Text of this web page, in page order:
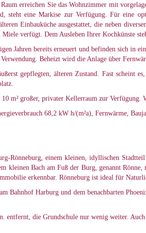
erreichen Sie das Wohnzimmer mit
steht eine Markise zur Verfügung. Für eine
Einbauküche ausgestattet, die neben
verfügt. Dem Ausleben Ihrer Kochkünste
Jahren bereits erneuert und befinden sich in
Beheizt wird die Anlage über
gepflegten, älteren Zustand. Fast scheint
10 m² großer, privater Kellerraum zur
68,2 kW h/(m²a), Fernwärme,
Rönneburg, einem kleinen, idyllischen
kleinen Bach am Fuß der Burg, genannt
erkennbar. Rönneburg ist ideal für
Bahnhof Harburg und dem benachbarten
die Grundschule nur wenig weiter.